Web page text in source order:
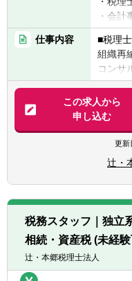
・会計
・公認
務業務
す！！
・普通
【求め
■税務
ら経
■経験
【部署
■フリ
・年に
出す
・希望
仕事内容
■税理
組織再
コンサ
【法人
■業界
サービ
■チー
業診
野の
は、互
があり
■広範
一般企
会福祉
と幅広
スを提
この求人から
申し込む
更新
辻・
税務スタッフ｜独立
相続・資産税 (未経
辻・本郷税理士法人